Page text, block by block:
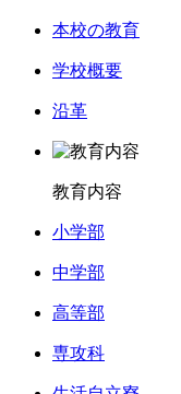
本校の教育
学校概要
沿革
教育内容
小学部
中学部
高等部
専攻科